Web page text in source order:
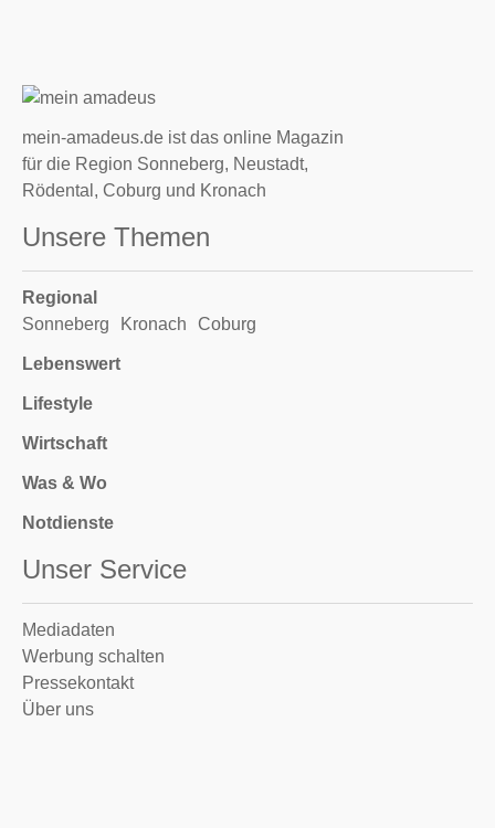
mein-amadeus.de ist das online Magazin
für die Region Sonneberg, Neustadt,
Rödental, Coburg und Kronach
Unsere Themen
Regional
Sonneberg
Kronach Coburg
Lebenswert
Lifestyle
Wirtschaft
Was & Wo
Notdienste
Unser Service
Mediadaten
Werbung schalten
Pressekontakt
Über uns